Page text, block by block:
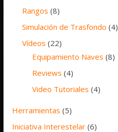
Rangos (8)
Simulación de Trasfondo (4)
Vídeos (22)
Equipamiento Naves (8)
Reviews (4)
Video Tutoriales (4)
Herramientas (5)
Iniciativa Interestelar (6)